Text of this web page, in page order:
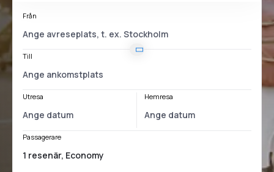
Från
Till
Utresa Hemresa
Passagerare